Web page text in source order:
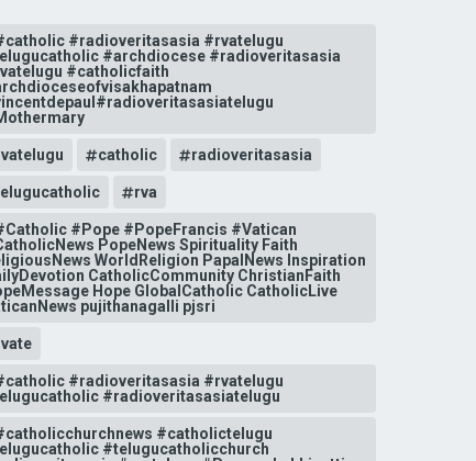
#radioveritasasia #rvatelugu
#archdiocese #radioveritasasia
#catholicfaith
catholic radioveritasasia
rva
#Pope #PopeFrancis #Vatican
PopeNews Spirituality Faith
WorldReligion PapalNews Inspiration
CatholicCommunity ChristianFaith
Hope GlobalCatholic CatholicLive
pujithanagalli pjsri
#radioveritasasia #rvatelugu
#radioveritasasiatelugu
#catholictelugu
#telugucatholicchurch